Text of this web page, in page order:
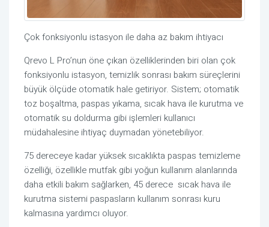
Çok fonksiyonlu istasyon ile daha az bakım ihtiyacı
Qrevo L Pro’nun öne çıkan özelliklerinden biri olan çok
fonksiyonlu istasyon, temizlik sonrası bakım süreçlerini
büyük ölçüde otomatik hale getiriyor. Sistem; otomatik
toz boşaltma, paspas yıkama, sıcak hava ile kurutma ve
otomatik su doldurma gibi işlemleri kullanıcı
müdahalesine ihtiyaç duymadan yönetebiliyor.
75 dereceye kadar yüksek sıcaklıkta paspas temizleme
özelliği, özellikle mutfak gibi yoğun kullanım alanlarında
daha etkili bakım sağlarken, 45 derece sıcak hava ile
kurutma sistemi paspasların kullanım sonrası kuru
kalmasına yardımcı oluyor.